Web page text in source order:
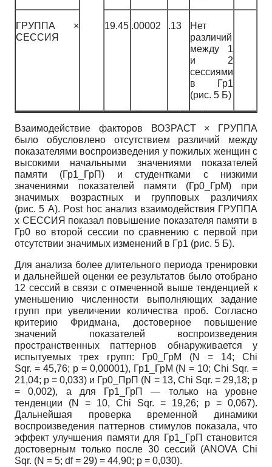
ГРУППА ×
СЕССИЯ
19.45 .00002 .13
Нет
различий
между 1
и 2
сессиями
в Гр1
(рис. 5 Б)
Взаимодействие факторов ВОЗРАСТ × ГРУППА
было обусловлено отсутствием различий между
показателями воспроизведения у пожилых женщин с
высокими начальными значениями показателей
памяти (Гр1_ГрП) и студентками с низкими
значениями показателей памяти (Гр0_ГрМ) при
значимых возрастных и групповых различиях
(рис. 5 А). Post hoc анализ взаимодействия ГРУППА
х СЕССИЯ показал повышение показателя памяти в
Гр0 во второй сессии по сравнению с первой при
отсутствии значимых изменений в Гр1 (рис. 5 Б).
Для анализа более длительного периода тренировки
и дальнейшей оценки ее результатов было отобрано
12 сессий в связи с отмеченной выше тенденцией к
уменьшению численности выполняющих задание
групп при увеличении количества проб. Согласно
критерию Фридмана, достоверное повышение
значений показателей воспроизведения
пространственных паттернов обнаруживается у
испытуемых трех групп: Гр0_ГрМ (N = 14; Chi
Sqr. = 45,76; p = 0,00001), Гр1_ГрМ (N = 10; Chi Sqr. =
21,04; p = 0,033) и Гр0_ПрП (N = 13, Chi Sqr. = 29,18; p
= 0,002), а для Гр1_ГрП — только на уровне
тенденции (N = 10, Chi Sqr. = 19,26; p = 0,067).
Дальнейшая проверка временной динамики
воспроизведения паттернов стимулов показала, что
эффект улучшения памяти для Гр1_ГрП становится
достоверным только после 30 сессий (ANOVA Chi
Sqr. (N = 5; df = 29) = 44,90; p = 0,030).